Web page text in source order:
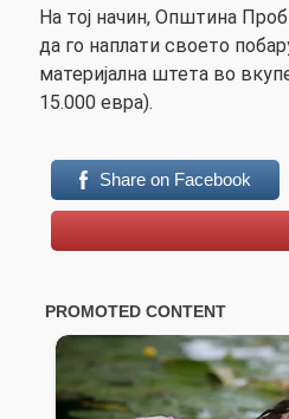
На тој начин, Општина
да го наплати своето
материјална штета во
15.000 евра).
Share on Facebook